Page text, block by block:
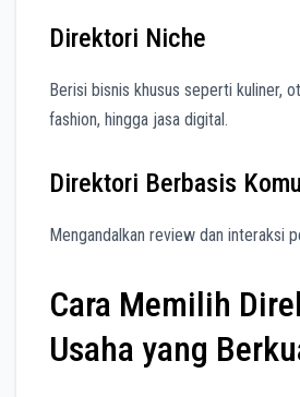
Direktori Niche
Berisi bisnis khusus seperti kuliner,
fashion, hingga jasa digital.
Direktori Berbasis
Mengandalkan review dan interaksi
Cara Memilih
Usaha yang